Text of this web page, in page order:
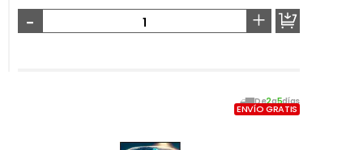
- +
De2a5días
ENVÍO GRATIS